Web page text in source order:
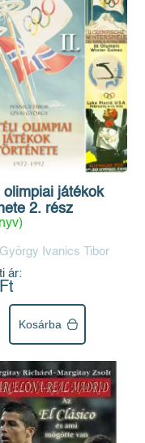
olimpiai játékok
2. rész
György Ivanics Tibor
ár:
Kosárba